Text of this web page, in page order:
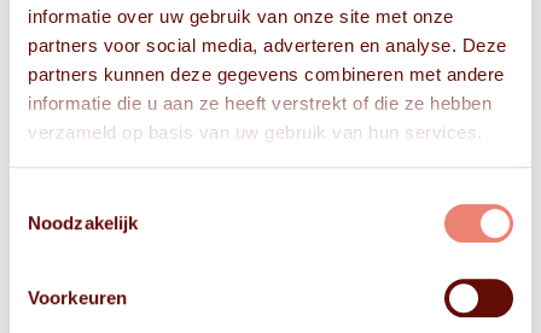
informatie over uw gebruik van onze site met onze
partners voor social media, adverteren en analyse. Deze
partners kunnen deze gegevens combineren met andere
informatie die u aan ze heeft verstrekt of die ze hebben
verzameld op basis van uw gebruik van hun services.
Noodzakelijk
Voorkeuren